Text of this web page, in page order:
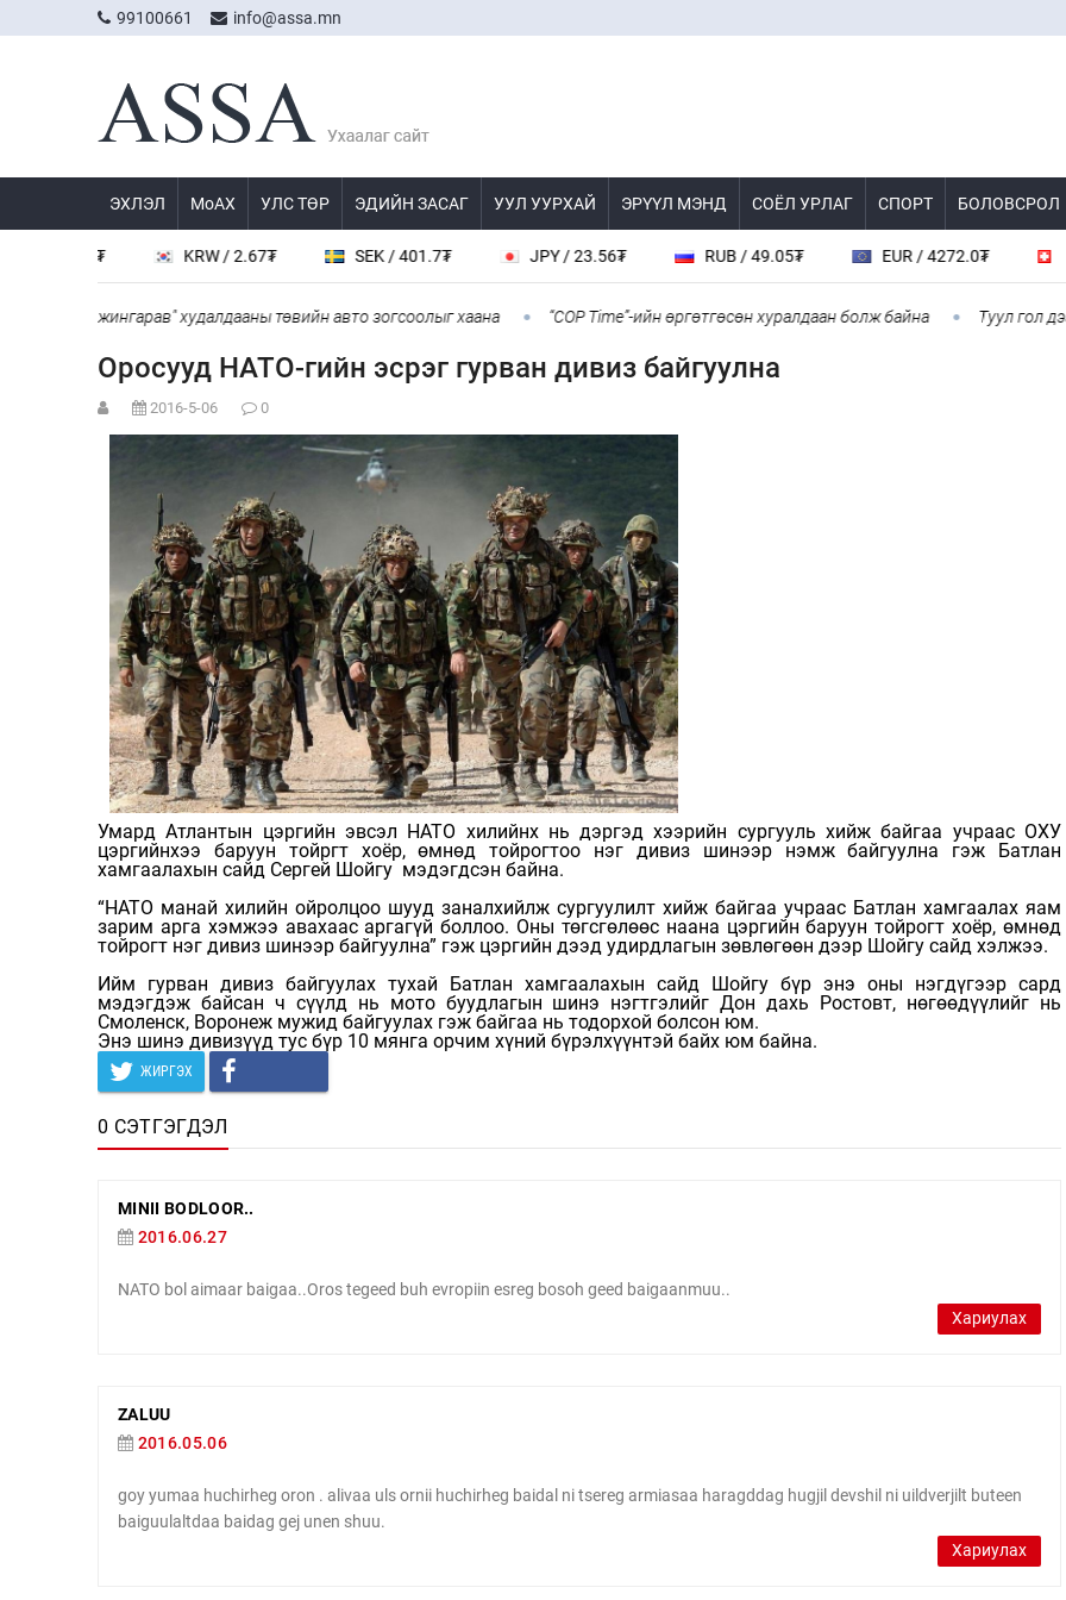
99100661 info@assa.mn
ЭХЛЭЛ МоАХ УЛС ТӨР ЭДИЙН ЗАСАГ УУЛ УУРХАЙ ЭРҮҮЛ МЭНД СОЁЛ УРЛАГ СПОРТ БОЛОВСРОЛ
KRW / 2.67₮ SEK / 401.7₮ JPY / 23.56₮ RUB / 49.05₮ EUR / 4272.0₮
"Дүнжингарав" худалдааны төвийн авто зогсоолыг хаана “COP Time”-ийн өргөтгөсөн хуралдаан болж байна Туул гол
Оросууд НАТО-гийн эсрэг гурван дивиз байгуулна
2016-5-06 0
Умард Атлантын цэргийн эвсэл НАТО хилийнх нь дэргэд хээрийн сургууль хийж байгаа учраас ОХУ
цэргийнхээ баруун тойргт хоёр, өмнөд тойрогтоо нэг дивиз шинээр нэмж байгуулна гэж Батлан
хамгаалахын сайд Сергей Шойгу мэдэгдсэн байна.
“НАТО манай хилийн ойролцоо шууд заналхийлж сургуулилт хийж байгаа учраас Батлан хамгаалах яам
зарим арга хэмжээ авахаас аргагүй боллоо. Оны төгсгөлөөс наана цэргийн баруун тойрогт хоёр, өмнөд
тойрогт нэг дивиз шинээр байгуулна” гэж цэргийн дээд удирдлагын зөвлөгөөн дээр Шойгу сайд хэлжээ.
Ийм гурван дивиз байгуулах тухай Батлан хамгаалахын сайд Шойгу бүр энэ оны нэгдүгээр сард
мэдэгдэж байсан ч сүүлд нь мото буудлагын шинэ нэгтгэлийг Дон дахь Ростовт, нөгөөдүүлийг нь
Смоленск, Воронеж мужид байгуулах гэж байгаа нь тодорхой болсон юм.
Энэ шинэ дивизүүд тус бүр 10 мянга орчим хүний бүрэлхүүнтэй байх юм байна.
ЖИРГЭХ
0 СЭТГЭГДЭЛ
MINII BODLOOR..
2016.06.27
NATO bol aimaar baigaa..Oros tegeed buh evropiin esreg bosoh geed baigaanmuu..
Хариулах
ZALUU
2016.05.06
goy yumaa huchirheg oron . alivaa uls ornii huchirheg baidal ni tsereg armiasaa haragddag hugjil devshil ni uildverjilt buteen
baiguulaltdaa baidag gej unen shuu.
Хариулах